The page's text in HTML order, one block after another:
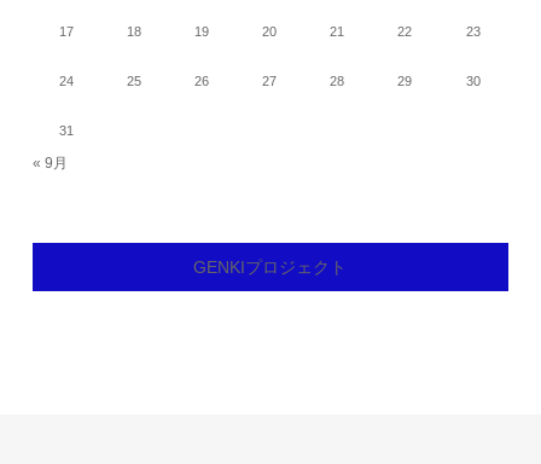
17 18 19 20 21 22 23
24 25 26 27 28 29 30
31
« 9月
GENKIプロジェクト